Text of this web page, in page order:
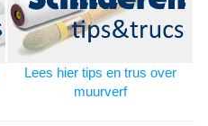
Lees hier tips en trus over
muurverf